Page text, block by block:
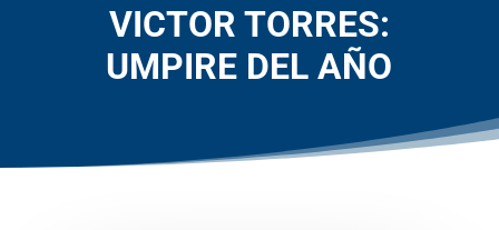
VICTOR TORRES:
UMPIRE DEL AÑO